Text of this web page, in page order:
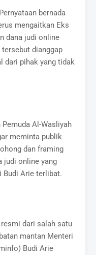
Pernyataan bernada
mengaitkan Eks
dana judi online
dianggap
dari pihak yang tidak
Al-Wasliyah
meminta publik
dan framing
judi online yang
Budi Arie terlibat.
dari salah satu
mantan Menteri
Budi Arie